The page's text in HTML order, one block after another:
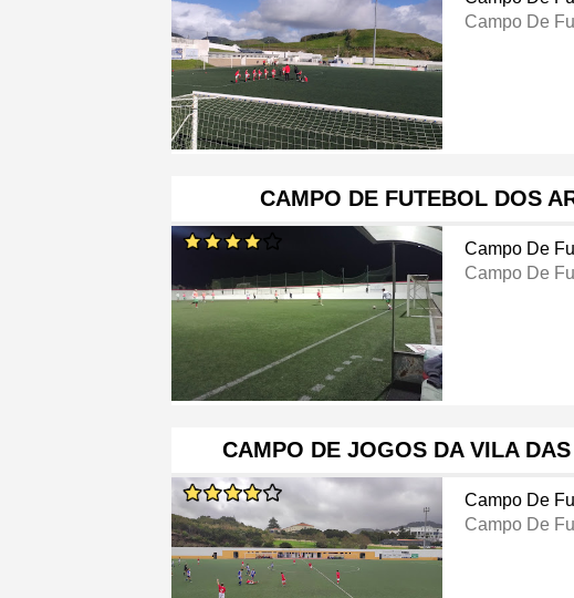
Campo De
CAMPO DE FUTEBOL DOS
Campo De
Campo De
CAMPO DE JOGOS DA VILA
Campo De
Campo De